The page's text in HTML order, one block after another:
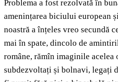
Problema a fost rezolvată în
amenințarea biciului european
noastră a înțeles vreo secundă
mai în spate, dincolo de
române, rămîn imaginile
subdezvoltați și bolnavi, legați